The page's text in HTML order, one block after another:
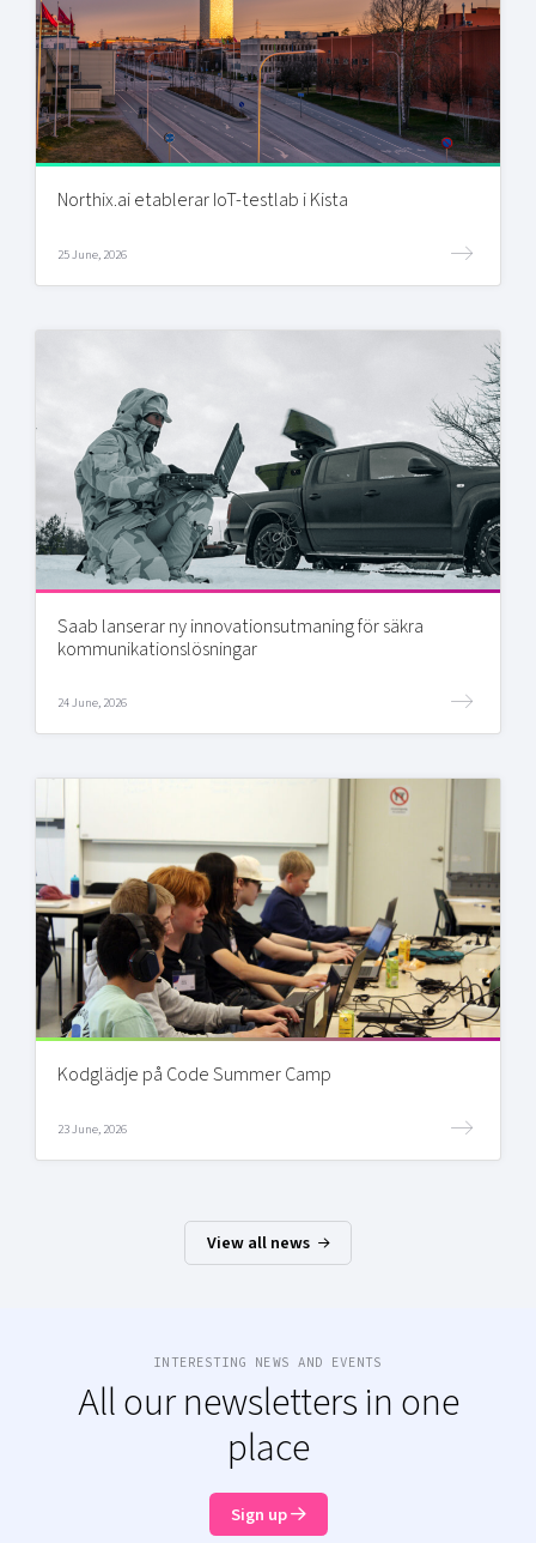
Northix.ai etablerar IoT-testlab i Kista
25 June, 2026
Saab lanserar ny innovationsutmaning för säkra
kommunikationslösningar
24 June, 2026
Kodglädje på Code Summer Camp
23 June, 2026
View all news
INTERESTING NEWS AND EVENTS
All our newsletters in one
place
Sign up